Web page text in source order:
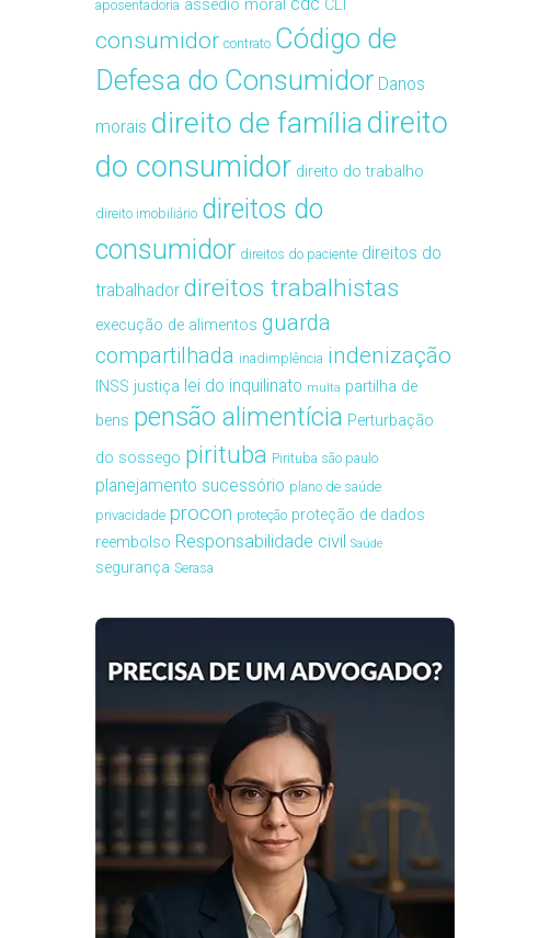
aposentadoria assédio moral CLT
consumidor contrato Código de
Defesa do Consumidor Danos
morais direito de famíliadireito
do consumidor direito do trabalho
direito imobiliário direitos do
consumidor direitos do paciente direitos do
trabalhador direitos trabalhistas
execução de alimentos guarda
compartilhada inadimplência indenização
INSS justiça lei do inquilinato multa partilha de
bens pensão alimentícia Perturbação
do sossego pirituba Pirituba são paulo
planejamento sucessório plano de saúde
privacidade procon proteção proteção de dados
reembolso Responsabilidade civil Saúde
segurança Serasa